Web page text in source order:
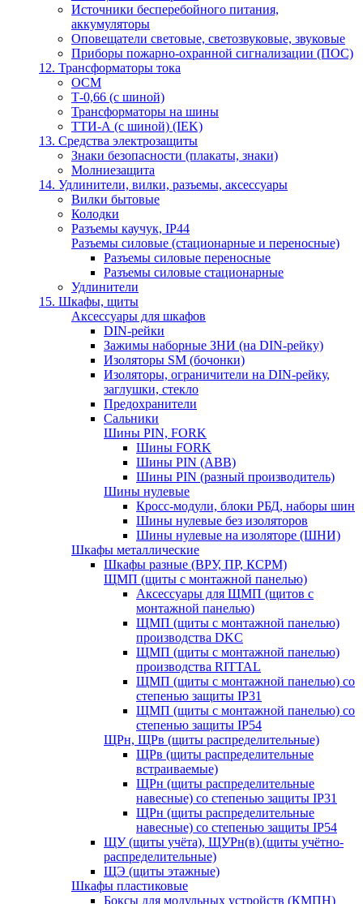
Источники бесперебойного питания,
аккумуляторы
Оповещатели световые, светозвуковые, звуковые
Приборы пожарно-охранной сигнализации (ПОС)
12. Трансформаторы тока
ОСМ
Т-0,66 (с шиной)
Трансформаторы на шины
ТТИ-А (с шиной) (IEK)
13. Средства электрозащиты
Знаки безопасности (плакаты, знаки)
Молниезащита
14. Удлинители, вилки, разъемы, аксессуары
Вилки бытовые
Колодки
Разъемы каучук, IP44
Разъемы силовые (стационарные и переносные)
Разъемы силовые переносные
Разъемы силовые стационарные
Удлинители
15. Шкафы, щиты
Аксессуары для шкафов
DIN-рейки
Зажимы наборные ЗНИ (на DIN-рейку)
Изоляторы SM (бочонки)
Изоляторы, ограничители на DIN-рейку,
заглушки, стекло
Предохранители
Сальники
Шины PIN, FORK
Шины FORK
Шины PIN (АВВ)
Шины PIN (разный производитель)
Шины нулевые
Кросс-модули, блоки РБД, наборы шин
Шины нулевые без изоляторов
Шины нулевые на изоляторе (ШНИ)
Шкафы металлические
Шкафы разные (ВРУ, ПР, КСРМ)
ЩМП (щиты с монтажной панелью)
Аксессуары для ЩМП (щитов с
монтажной панелью)
ЩМП (щиты с монтажной панелью)
производства DKC
ЩМП (щиты с монтажной панелью)
производства RITTAL
ЩМП (щиты с монтажной панелью) со
степенью защиты IP31
ЩМП (щиты с монтажной панелью) со
степенью защиты IP54
ЩРн, ЩРв (щиты распределительные)
ЩРв (щиты распределительные
встраиваемые)
ЩРн (щиты распределительные
навесные) со степенью защиты IP31
ЩРн (щиты распределительные
навесные) со степенью защиты IP54
ЩУ (щиты учёта), ЩУРн(в) (щиты учётно-
распределительные)
ЩЭ (щиты этажные)
Шкафы пластиковые
Боксы для модульных устройств (КМПН)